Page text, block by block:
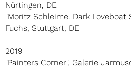
Nürtingen, DE
"Moritz Schleime. Dark Loveboat
Fuchs, Stuttgart, DE
2019
"Painters Corner", Galerie